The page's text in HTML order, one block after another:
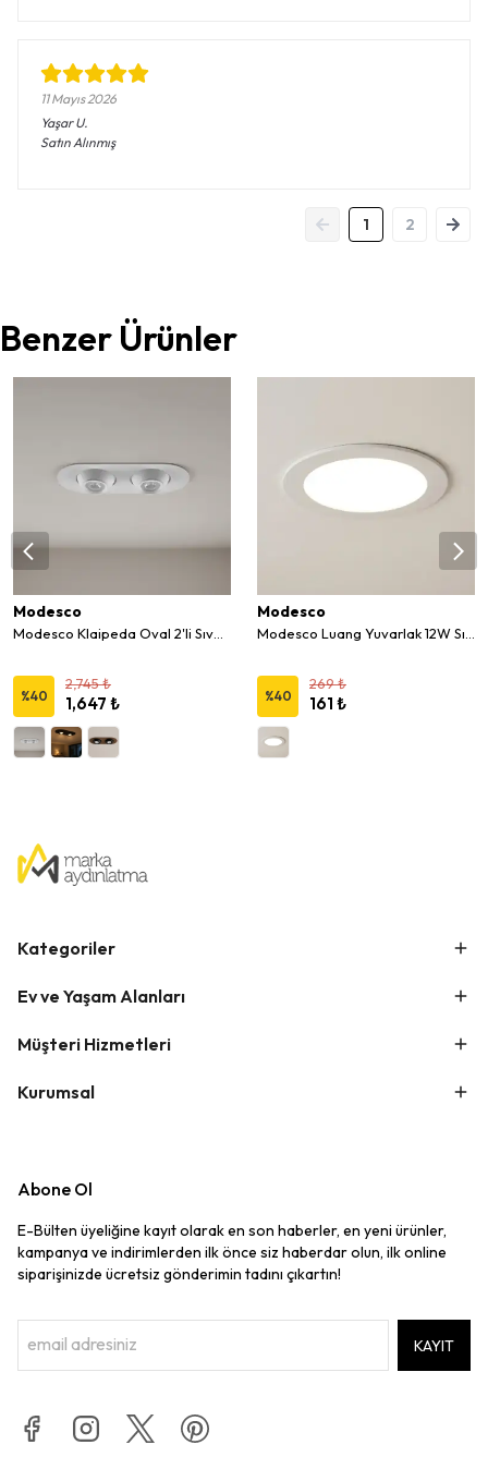
11 Mayıs 2026
Yaşar U.
Satın Alınmış
1 2
Benzer Ürünler
Modesco
%40
2,745 ₺
1,647 ₺
Modesco
%40
269 ₺
161 ₺
Kategoriler
Ev ve Yaşam Alanları
Müşteri Hizmetleri
Kurumsal
Abone Ol
E-Bülten üyeliğine kayıt olarak en son haberler, en yeni ürünler,
kampanya ve indirimlerden ilk önce siz haberdar olun, ilk online
siparişinizde ücretsiz gönderimin tadını çıkartın!
KAYIT